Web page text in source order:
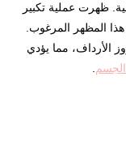
ظهرت عملية تكبير
المظهر المرغوب.
الأرداف، مما يؤدي
.